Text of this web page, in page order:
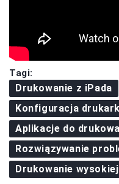
Tagi:
Drukowanie z iPada
Konfiguracja
Aplikacje do
Rozwiązywanie
Drukowanie